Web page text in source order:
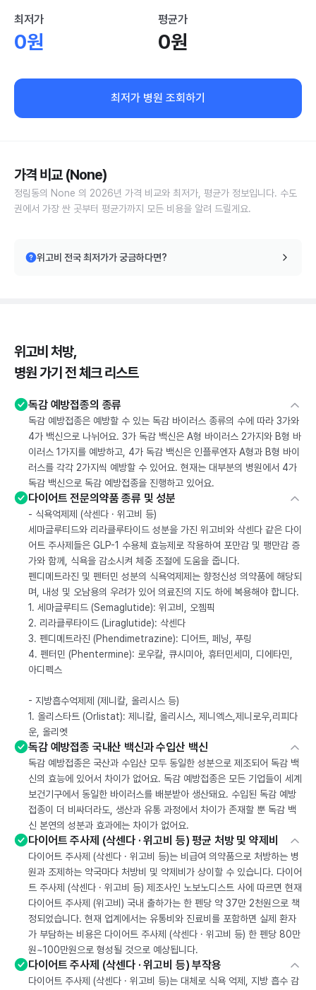
최저가
0원
평균가
0원
최저가 병원 조회하기
가격 비교 (None)
정림동의 None 의 2026년 가격 비교와 최저가, 평균가 정보입니다. 수도
권에서 가장 싼 곳부터 평균가까지 모든 비용을 알려 드릴게요.
위고비 전국 최저가가 궁금하다면?
위고비 처방,
병원 가기 전 체크 리스트
독감 예방접종의 종류
독감 예방접종은 예방할 수 있는 독감 바이러스 종류의 수에 따라 3가와
4가 백신으로 나뉘어요. 3가 독감 백신은 A형 바이러스 2가지와 B형 바
이러스 1가지를 예방하고, 4가 독감 백신은 인플루엔자 A형과 B형 바이
러스를 각각 2가지씩 예방할 수 있어요. 현재는 대부분의 병원에서 4가
독감 백신으로 독감 예방접종을 진행하고 있어요.
다이어트 전문의약품 종류 및 성분
- 식욕억제제 (삭센다 · 위고비 등)
세마글루티드와 리라클루타이드 성분을 가진 위고비와 삭센다 같은 다이
어트 주사제들은 GLP-1 수용체 효능제로 작용하여 포만감 및 팽만감 증
가와 함께, 식욕을 감소시켜 체중 조절에 도움을 줍니다.
펜디메트라진 및 펜터민 성분의 식욕억제제는 향정신성 의약품에 해당되
며, 내성 및 오남용의 우려가 있어 의료진의 지도 하에 복용해야 합니다.
1. 세마글루티드 (Semaglutide): 위고비, 오젬픽
2. 리라클루타이드 (Liraglutide): 삭센다
3. 펜디메트라진 (Phendimetrazine): 디어트, 페닝, 푸링
4. 펜터민 (Phentermine): 로우칼, 큐시미아, 휴터민세미, 디에타민,
아디펙스
- 지방흡수억제제 (제니칼, 올리시스 등)
1. 올리스타트 (Orlistat): 제니칼, 올리시스, 제니엑스,제니로우,리피다
운, 올리엣
독감 예방접종 국내산 백신과 수입산 백신
독감 예방접종은 국산과 수입산 모두 동일한 성분으로 제조되어 독감 백
신의 효능에 있어서 차이가 없어요. 독감 예방접종은 모든 기업들이 세계
보건기구에서 동일한 바이러스를 배분받아 생산돼요. 수입된 독감 예방
접종이 더 비싸더라도, 생산과 유통 과정에서 차이가 존재할 뿐 독감 백
신 본연의 성분과 효과에는 차이가 없어요.
다이어트 주사제 (삭센다 · 위고비 등) 평균 처방 및 약제비
다이어트 주사제 (삭센다 · 위고비 등)는 비급여 의약품으로 처방하는 병
원과 조제하는 약국마다 처방비 및 약제비가 상이할 수 있습니다. 다이어
트 주사제 (삭센다 · 위고비 등) 제조사인 노보노디스트 사에 따르면 현재
다이어트 주사제 (위고비) 국내 출하가는 한 펜당 약 37만 2천원으로 책
정되었습니다. 현재 업계에서는 유통비와 진료비를 포함하면 실제 환자
가 부담하는 비용은 다이어트 주사제 (삭센다 · 위고비 등) 한 펜당 80만
원~100만원으로 형성될 것으로 예상됩니다.
다이어트 주사제 (삭센다 · 위고비 등) 부작용
다이어트 주사제 (삭센다 · 위고비 등)는 대체로 식욕 억제, 지방 흡수 감